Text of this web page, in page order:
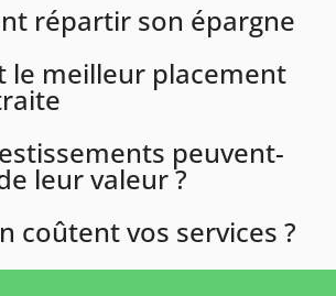
répartir son épargne
le meilleur placement
peuvent-
leur valeur ?
coûtent vos services ?